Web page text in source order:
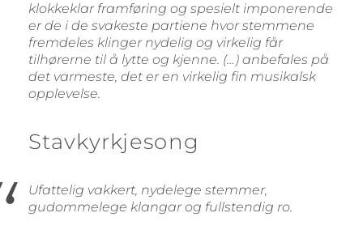
klokkeklar framføring og spesielt imponerende
er de i de svakeste partiene hvor stemmene
fremdeles klinger nydelig og virkelig får
tilhørerne til å lytte og kjenne. (…) anbefales på
det varmeste, det er en virkelig fin musikalsk
opplevelse.
Stavkyrkjesong
Ufattelig vakkert, nydelege stemmer,
gudommelege klangar og fullstendig ro.